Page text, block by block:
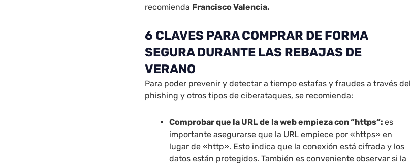
recomienda Francisco Valencia.
6 CLAVES PARA COMPRAR DE FORMA
SEGURA DURANTE LAS REBAJAS DE
VERANO
Para poder prevenir y detectar a tiempo estafas y fraudes a través del
phishing y otros tipos de ciberataques, se recomienda:
Comprobar que la URL de la web empieza con “https”:es
importante asegurarse que la URL empiece por «https» en
lugar de «http». Esto indica que la conexión está cifrada y los
datos están protegidos. También es conveniente observar si la